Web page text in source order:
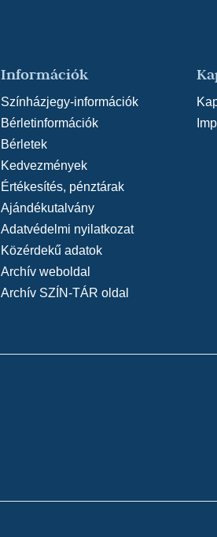
Információk
Színházjegy-információk
Bérletinformációk
Bérletek
Kedvezmények
Értékesítés, pénztárak
Ajándékutalvány
Adatvédelmi nyilatkozat
Közérdekű adatok
Archív weboldal
Archív SZÍN-TÁR oldal